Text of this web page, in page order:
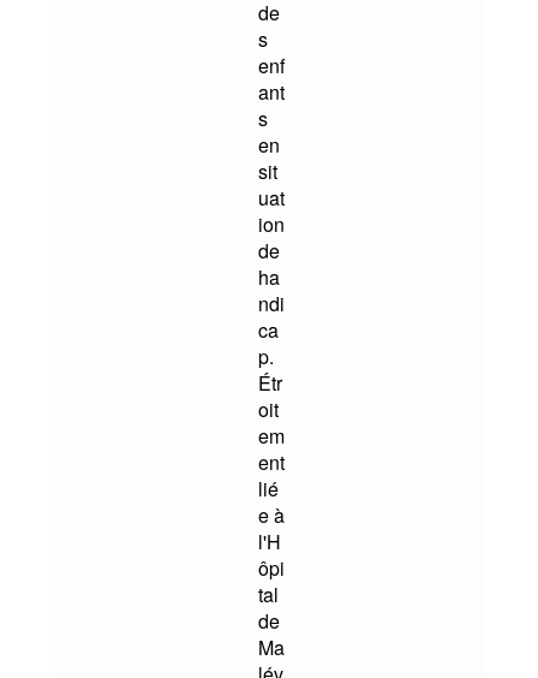
de
s
enf
ant
s
en
sit
uat
ion
de
ha
ndi
ca
p.
Étr
oit
em
ent
lié
e à
l'H
ôpi
tal
de
Ma